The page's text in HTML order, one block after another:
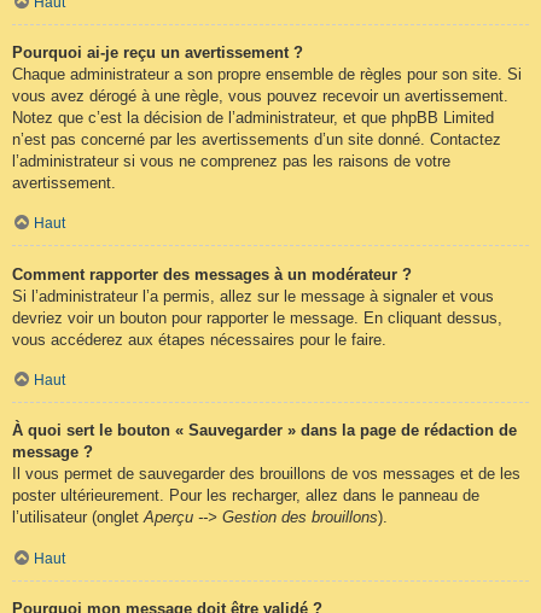
Pourquoi ai-je reçu un avertissement ?
Chaque administrateur a son propre ensemble de règles pour son site. Si
vous avez dérogé à une règle, vous pouvez recevoir un avertissement.
Notez que c’est la décision de l’administrateur, et que phpBB Limited
n’est pas concerné par les avertissements d’un site donné. Contactez
l’administrateur si vous ne comprenez pas les raisons de votre
avertissement.
Haut
Comment rapporter des messages à un modérateur ?
Si l’administrateur l’a permis, allez sur le message à signaler et vous
devriez voir un bouton pour rapporter le message. En cliquant dessus,
vous accéderez aux étapes nécessaires pour le faire.
Haut
À quoi sert le bouton « Sauvegarder » dans la page de rédaction de
message ?
Il vous permet de sauvegarder des brouillons de vos messages et de les
poster ultérieurement. Pour les recharger, allez dans le panneau de
l’utilisateur (ongletAperçu --> Gestion des brouillons).
Haut
Pourquoi mon message doit être validé ?